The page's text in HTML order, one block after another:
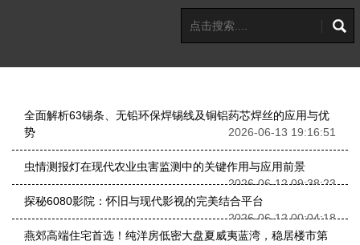
全面解析63锡条、无铅环保焊锡线及铜铝药芯焊丝的应用与优
势
2026-06-13 19:16:51
虫情测报灯在现代农业虫害监测中的关键作用与应用前景
2026-06-12 09:38:23
探秘6080影院：怀旧与现代影视的完美结合平台
2026-06-12 00:04:18
燕郊高端住宅首选！纯洋房低密大盘夏威夷蓝湾，稳居楼市第